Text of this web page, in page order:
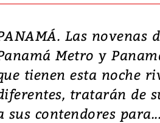
Las novenas
Metro y
tienen esta noche
tratarán de
sus contendores para...
Video, Japón:
deja heridos y
daños en